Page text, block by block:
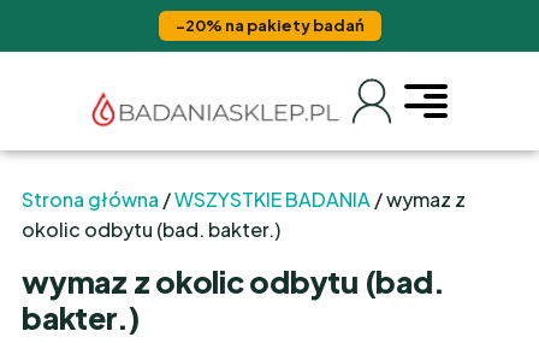
−20% na pakiety badań
Strona główna /WSZYSTKIE BADANIA / wymaz z
okolic odbytu (bad. bakter.)
wymaz z okolic odbytu (bad.
bakter.)